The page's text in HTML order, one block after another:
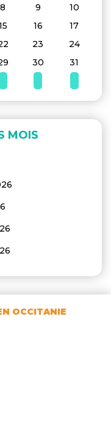
8 9
10
16
17
23
24
30 31
MOIS
OCCITANIE